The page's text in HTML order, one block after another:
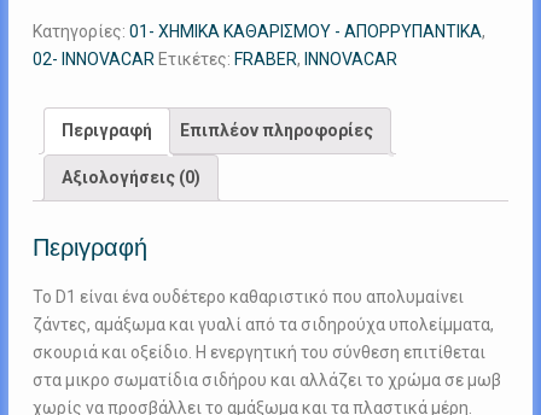
ποσότητα
Κατηγορίες: 01- ΧΗΜΙΚΑ ΚΑΘΑΡΙΣΜΟΥ - ΑΠΟΡΡΥΠΑΝΤΙΚΑ,
02- INNOVACAR Ετικέτες: FRABER, INNOVACAR
Περιγραφή Επιπλέον πληροφορίες
Αξιολογήσεις (0)
Περιγραφή
Το D1 είναι ένα ουδέτερο καθαριστικό που απολυμαίνει
ζάντες, αμάξωμα και γυαλί από τα σιδηρούχα υπολείμματα,
σκουριά και οξείδιο. Η ενεργητική του σύνθεση επιτίθεται
στα μικρο σωματίδια σιδήρου και αλλάζει το χρώμα σε μωβ
χωρίς να προσβάλλει το αμάξωμα και τα πλαστικά μέρη.